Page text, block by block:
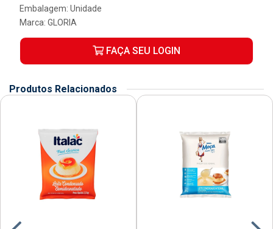
Embalagem: Unidade
Marca: GLORIA
FAÇA SEU LOGIN
Produtos Relacionados